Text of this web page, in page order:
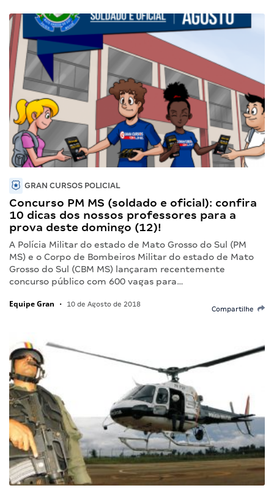
GRAN CURSOS POLICIAL
Concurso PM MS (soldado e oficial): confira
10 dicas dos nossos professores para a
prova deste domingo (12)!
A Polícia Militar do estado de Mato Grosso do Sul (PM
MS) e o Corpo de Bombeiros Militar do estado de Mato
Grosso do Sul (CBM MS) lançaram recentemente
concurso público com 600 vagas para…
Equipe Gran • 10 de Agosto de 2018
Compartilhe